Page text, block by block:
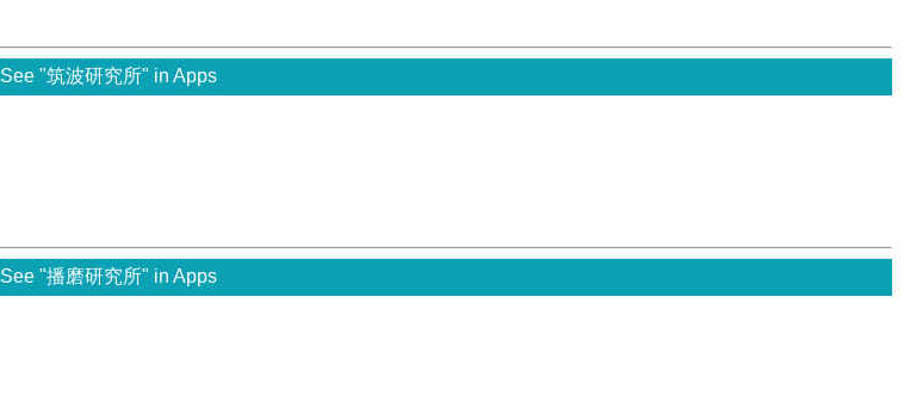
See "筑波研究所" in Apps
See "播磨研究所" in Apps